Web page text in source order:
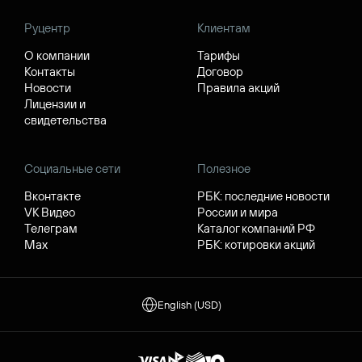
Руцентр
О компании
Контакты
Новости
Лицензии и
свидетельства
Клиентам
Тарифы
Договор
Правила акций
Социальные сети
Вконтакте
VK Видео
Телеграм
Max
Полезное
РБК: последние новости
России и мира
Каталог компаний РФ
РБК: котировки акций
English (USD)